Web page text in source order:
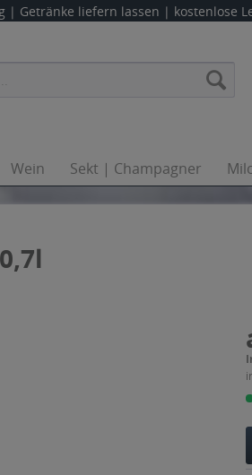
| Getränke liefern lassen | kostenlose
Wein Sekt | Champagner